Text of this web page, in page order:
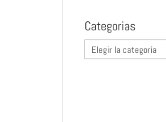
Categorias
Categorias